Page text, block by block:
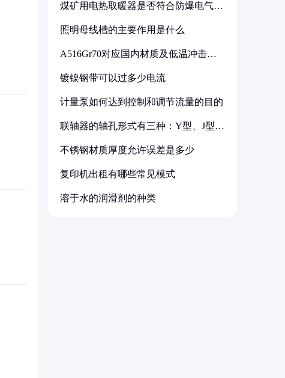
煤矿用电热取暖器是否符合防爆电气设
照明母线槽的主要作用是什么
A516Gr70对应国内材质及低温冲击要
镀镍钢带可以过多少电流
计量泵如何达到控制和调节流量的目的
联轴器的轴孔形式有三种：Y型、J型、
不锈钢材质厚度允许误差是多少
复印机出租有哪些常见模式
溶于水的润滑剂的种类